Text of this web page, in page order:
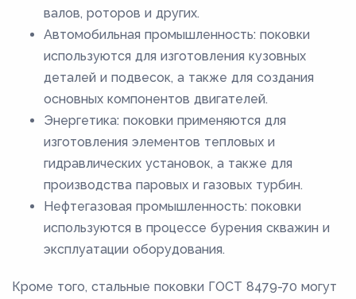
валов, роторов и других.
Автомобильная промышленность: поковки
используются для изготовления кузовных
деталей и подвесок, а также для создания
основных компонентов двигателей.
Энергетика: поковки применяются для
изготовления элементов тепловых и
гидравлических установок, а также для
производства паровых и газовых турбин.
Нефтегазовая промышленность: поковки
используются в процессе бурения скважин и
эксплуатации оборудования.
Кроме того, стальные поковки ГОСТ 8479-70 могут